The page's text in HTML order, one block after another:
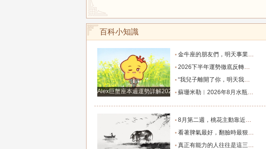
百科小知識
Alex巨蟹座本週運勢詳解2024.12.23-12.29
金牛座的朋友們，明天事業迎來新高峰，不要再默默付出而錯失機會！_工作_宇宙_能量
2026下半年運勢徹底反轉迎來好運的四大星座！舊篇章結束，新的機遇之門敞開_時期_獅子座_重擔
“我兒子離開了你，明天我就能幫他重新找一個好樣的女人！”_伴侶_星座_尋找
蘇珊米勒︱2026年8月水瓶座月度運勢_合作_木星_滿月
8月第二週，桃花主動靠近，遇到值得認識的人的三個星座_雙子座_東西_地方
看著脾氣最好，翻臉時最狠！立秋後這三大星座撕掉偽裝，誰碰底線誰倒黴_金牛座_星象_天秤座
真正有能力的人往往是這三個星座，既能獨立完成也懂得借助團隊_水瓶_協作_一個人